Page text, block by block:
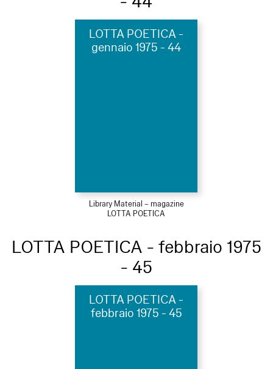
LOTTA POETICA -
gennaio 1975 - 44
Library Material – magazine
LOTTA POETICA
LOTTA POETICA - febbraio 1975
- 45
LOTTA POETICA -
febbraio 1975 - 45